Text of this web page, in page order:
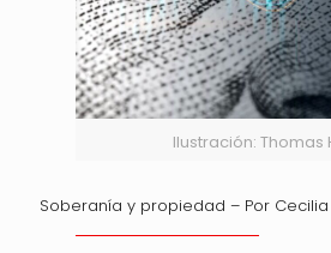
Ilustración: Thomas
Soberanía y propiedad – Por